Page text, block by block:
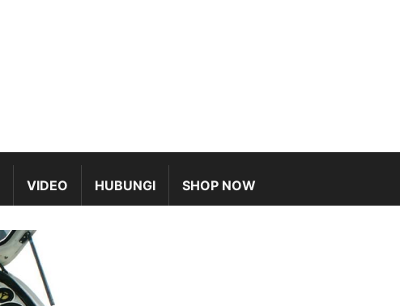
VIDEO HUBUNGI SHOP NOW